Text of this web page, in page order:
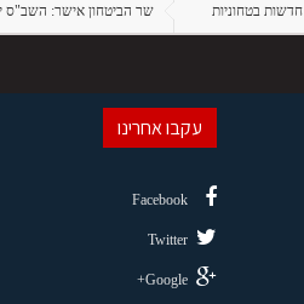
חדשות בטחוניות שר הביטחון אישר: השב"ס
עקבו אחרינו
Facebook
Twitter
Google+